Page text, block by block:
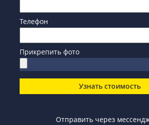
Телефон
Прикрепить фото
Узнать стоимость
Отправить через